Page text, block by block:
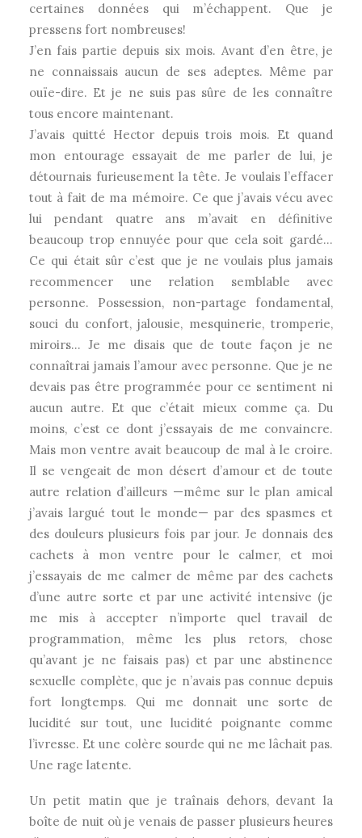
certaines données qui m’échappent. Que je
pressens fort nombreuses!
J’en fais partie depuis six mois. Avant d’en être, je
ne connaissais aucun de ses adeptes. Même par
ouïe-dire. Et je ne suis pas sûre de les connaître
tous encore maintenant.
J’avais quitté Hector depuis trois mois. Et quand
mon entourage essayait de me parler de lui, je
détournais furieusement la tête. Je voulais l’effacer
tout à fait de ma mémoire. Ce que j’avais vécu avec
lui pendant quatre ans m’avait en définitive
beaucoup trop ennuyée pour que cela soit gardé…
Ce qui était sûr c’est que je ne voulais plus jamais
recommencer une relation semblable avec
personne. Possession, non-partage fondamental,
souci du confort, jalousie, mesquinerie, tromperie,
miroirs… Je me disais que de toute façon je ne
connaîtrai jamais l’amour avec personne. Que je ne
devais pas être programmée pour ce sentiment ni
aucun autre. Et que c’était mieux comme ça. Du
moins, c’est ce dont j’essayais de me convaincre.
Mais mon ventre avait beaucoup de mal à le croire.
Il se vengeait de mon désert d’amour et de toute
autre relation d’ailleurs —même sur le plan amical
j’avais largué tout le monde— par des spasmes et
des douleurs plusieurs fois par jour. Je donnais des
cachets à mon ventre pour le calmer, et moi
j’essayais de me calmer de même par des cachets
d’une autre sorte et par une activité intensive (je
me mis à accepter n’importe quel travail de
programmation, même les plus retors, chose
qu’avant je ne faisais pas) et par une abstinence
sexuelle complète, que je n’avais pas connue depuis
fort longtemps. Qui me donnait une sorte de
lucidité sur tout, une lucidité poignante comme
l’ivresse. Et une colère sourde qui ne me lâchait pas.
Une rage latente.
Un petit matin que je traînais dehors, devant la
boîte de nuit où je venais de passer plusieurs heures